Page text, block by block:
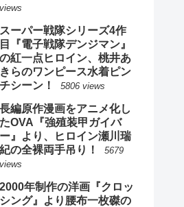
views
スーパー戦隊シリーズ4作
目『電子戦隊デンジマン』
の紅一点ヒロイン、桃井あ
きらのワンピース水着ピン
チシーン！
5806 views
長編原作漫画をアニメ化し
たOVA『強殖装甲ガイバ
ー』より、ヒロイン瀬川瑞
紀の全裸両手吊り！
5679
views
2000年制作の洋画『クロッ
シング』より腰布一枚磔の